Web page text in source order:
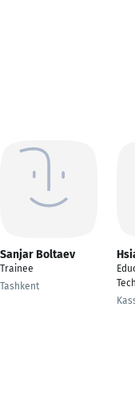
Sanjar Boltaev
Trainee
Tashkent